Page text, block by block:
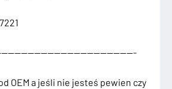
OEM a jeśli nie jesteś pewien czy